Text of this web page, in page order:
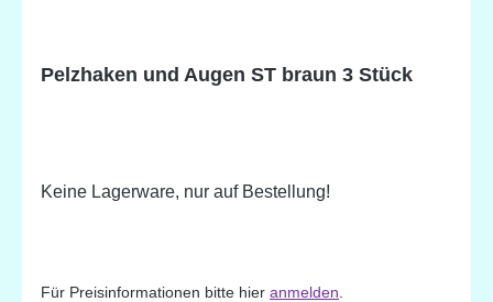
Pelzhaken und Augen ST braun 3 Stück
Keine Lagerware, nur auf Bestellung!
Für Preisinformationen bitte hier anmelden